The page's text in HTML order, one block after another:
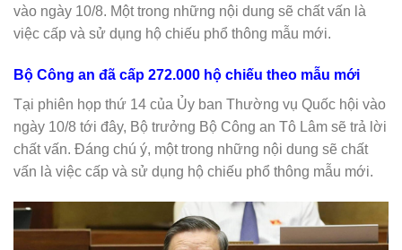
vào ngày 10/8. Một trong những nội dung sẽ chất vấn là
việc cấp và sử dụng hộ chiếu phổ thông mẫu mới.
Bộ Công an đã cấp 272.000 hộ chiếu theo mẫu mới
Tại phiên họp thứ 14 của Ủy ban Thường vụ Quốc hội vào
ngày 10/8 tới đây, Bộ trưởng Bộ Công an Tô Lâm sẽ trả lời
chất vấn. Đáng chú ý, một trong những nội dung sẽ chất
vấn là việc cấp và sử dụng hộ chiếu phổ thông mẫu mới.